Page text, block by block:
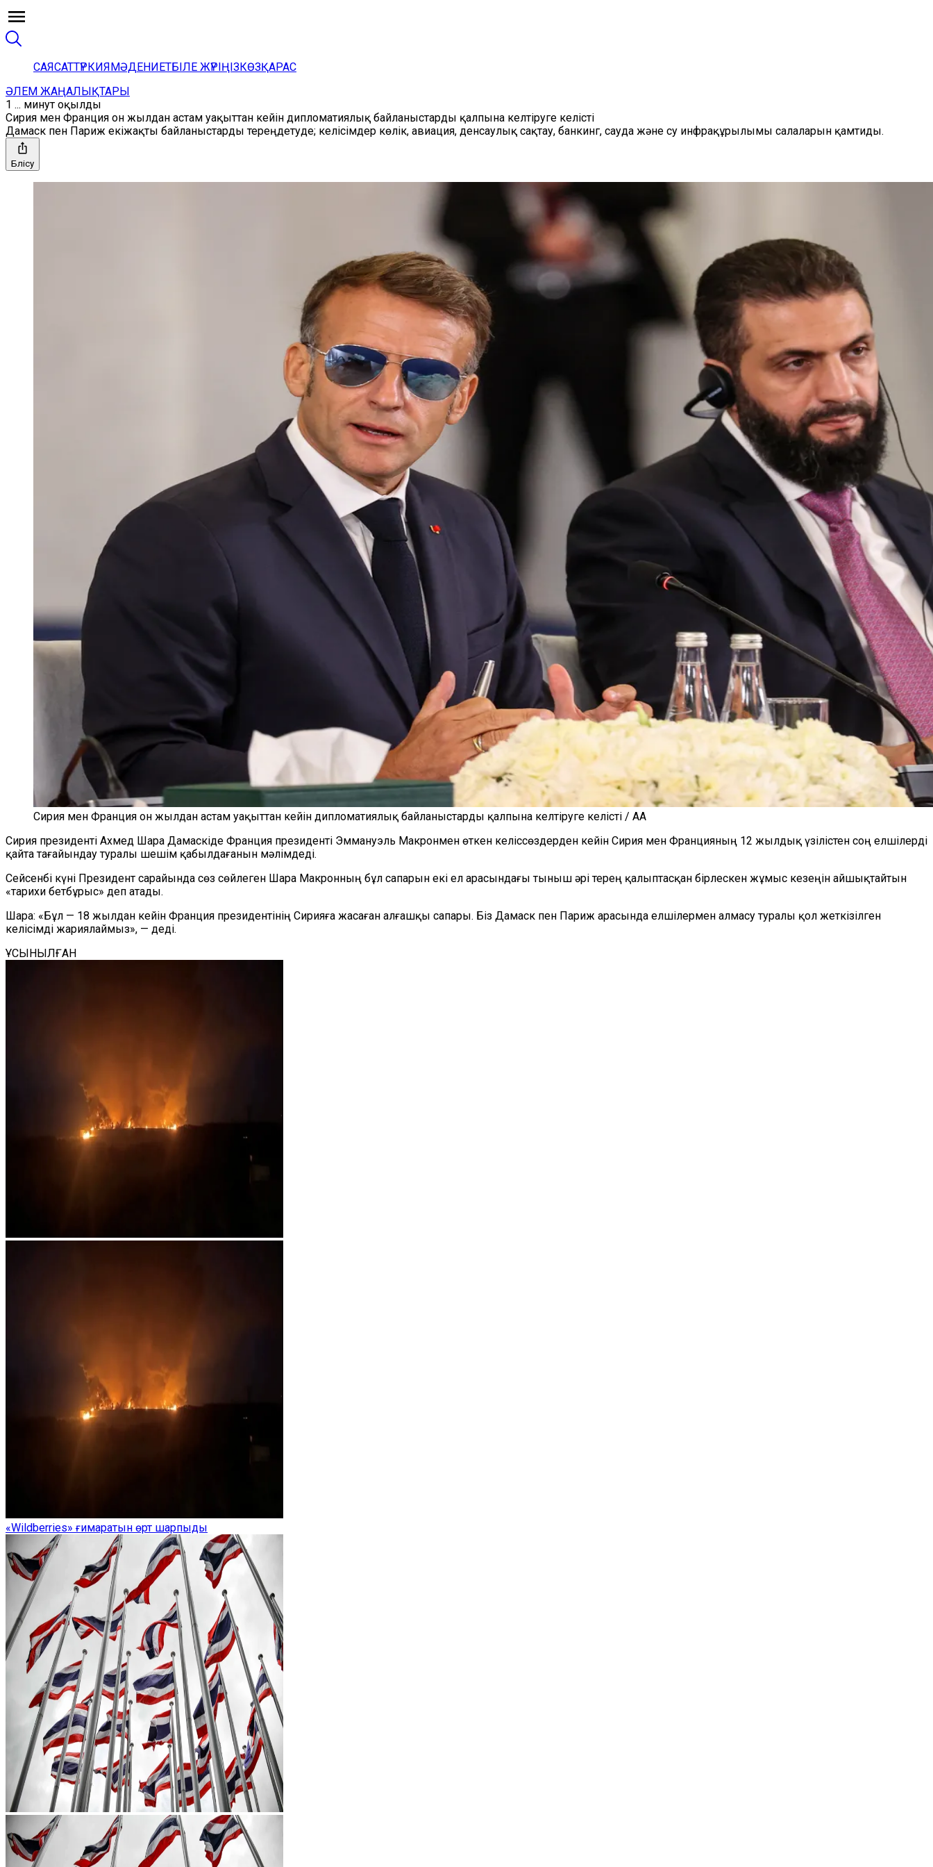
САЯСАТТҮРКИЯМӘДЕНИЕТБІЛЕ ЖҮРІҢІЗКӨЗҚАРАС
ӘЛЕМ ЖАҢАЛЫҚТАРЫ
1 ... минут оқылды
Сирия мен Франция он жылдан астам уақыттан кейін дипломатиялық байланыстарды қалпына келтіруге келісті
Дамаск пен Париж екіжақты байланыстарды тереңдетуде; келісімдер көлік, авиация, денсаулық сақтау, банкинг, сауда және су инфрақұрылымы салаларын қамтиды.
Бөлісу
Сирия мен Франция он жылдан астам уақыттан кейін дипломатиялық байланыстарды қалпына келтіруге келісті / AA
Сирия президенті Ахмед Шара Дамаскіде Франция президенті Эммануэль Макронмен өткен келіссөздерден кейін Сирия мен Францияның 12 жылдық үзілістен соң елшілерді
қайта тағайындау туралы шешім қабылдағанын мәлімдеді.
Сейсенбі күні Президент сарайында сөз сөйлеген Шара Макронның бұл сапарын екі ел арасындағы тыныш әрі терең қалыптасқан бірлескен жұмыс кезеңін айшықтайтын
«тарихи бетбұрыс» деп атады.
Шара: «Бұл — 18 жылдан кейін Франция президентінің Сирияға жасаған алғашқы сапары. Біз Дамаск пен Париж арасында елшілермен алмасу туралы қол жеткізілген
келісімді жариялаймыз», — деді.
ҰСЫНЫЛҒАН
«Wildberries» ғимаратын өрт шарпыды